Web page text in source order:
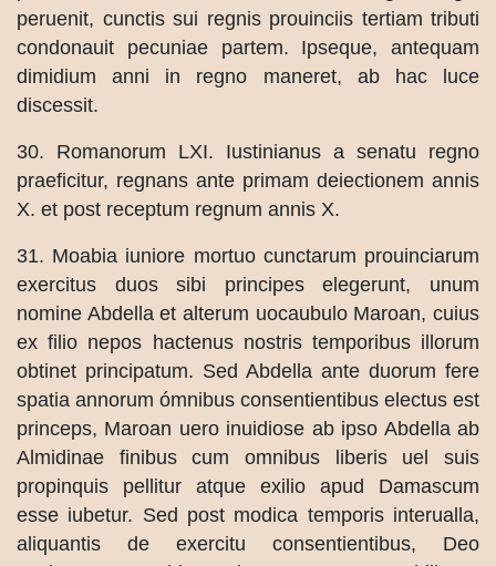
peruenit, cunctis sui regnis prouinciis tertiam tributi
condonauit pecuniae partem. Ipseque, antequam
dimidium anni in regno maneret, ab hac luce
discessit.
30. Romanorum LXI. Iustinianus a senatu regno
praeficitur, regnans ante primam deiectionem annis
X. et post receptum regnum annis X.
31. Moabia iuniore mortuo cunctarum prouinciarum
exercitus duos sibi principes elegerunt, unum
nomine Abdella et alterum uocaubulo Maroan, cuius
ex filio nepos hactenus nostris temporibus illorum
obtinet principatum. Sed Abdella ante duorum fere
spatia annorum ómnibus consentientibus electus est
princeps, Maroan uero inuidiose ab ipso Abdella ab
Almidinae finibus cum omnibus liberis uel suis
propinquis pellitur atque exilio apud Damascum
esse iubetur. Sed post modica temporis interualla,
aliquantis de exercitu consentientibus, Deo